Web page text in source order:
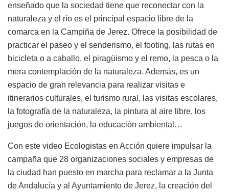
enseñado que la sociedad tiene que reconectar con la
naturaleza y el río es el principal espacio libre de la
comarca en la Campiña de Jerez. Ofrece la posibilidad de
practicar el paseo y el senderismo, el footing, las rutas en
bicicleta o a caballo, el piragüismo y el remo, la pesca o la
mera contemplación de la naturaleza. Además, es un
espacio de gran relevancia para realizar visitas e
itinerarios culturales, el turismo rural, las visitas escolares,
la fotografía de la naturaleza, la pintura al aire libre, los
juegos de orientación, la educación ambiental…
Con este video Ecologistas en Acción quiere impulsar la
campaña que 28 organizaciones sociales y empresas de
la ciudad han puesto en marcha para reclamar a la Junta
de Andalucía y al Ayuntamiento de Jerez, la creación del